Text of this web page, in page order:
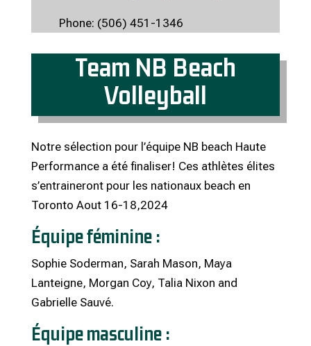
Phone: (506) 451-1346
Team NB Beach
Volleyball
Notre sélection pour l’équipe NB beach Haute
Performance a été finaliser! Ces athlètes élites
s’entraineront pour les nationaux beach en
Toronto Aout 16-18,2024
Équipe féminine :
Sophie Soderman, Sarah Mason, Maya
Lanteigne, Morgan Coy, Talia Nixon and
Gabrielle Sauvé.
Équipe masculine :